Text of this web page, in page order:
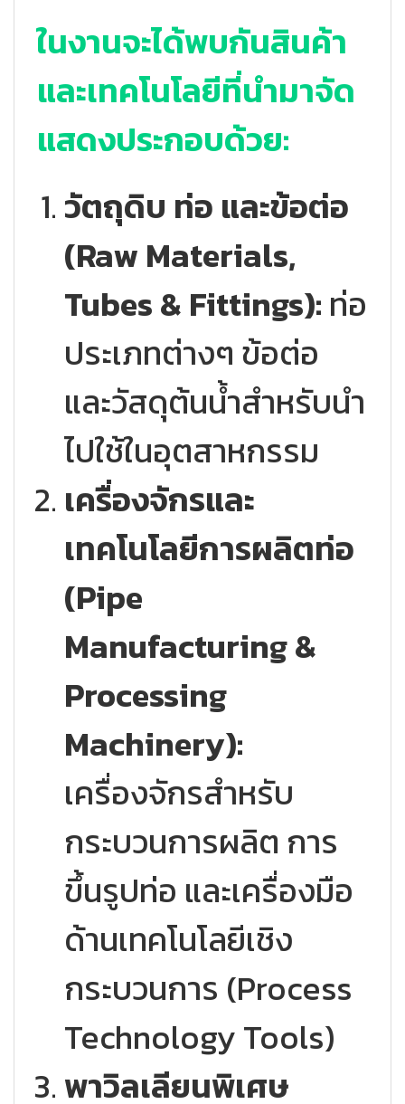
ในงานจะได้พบกันสินค้า
และเทคโนโลยีที่นำมาจัด
แสดงประกอบด้วย:
วัตถุดิบ ท่อ และข้อต่อ
(Raw Materials,
Tubes & Fittings): ท่อ
ประเภทต่างๆ ข้อต่อ
และวัสดุต้นน้ำสำหรับนำ
ไปใช้ในอุตสาหกรรม
เครื่องจักรและ
เทคโนโลยีการผลิตท่อ
(Pipe
Manufacturing &
Processing
Machinery):
เครื่องจักรสำหรับ
กระบวนการผลิต การ
ขึ้นรูปท่อ และเครื่องมือ
ด้านเทคโนโลยีเชิง
กระบวนการ (Process
Technology Tools)
พาวิลเลียนพิเศษ